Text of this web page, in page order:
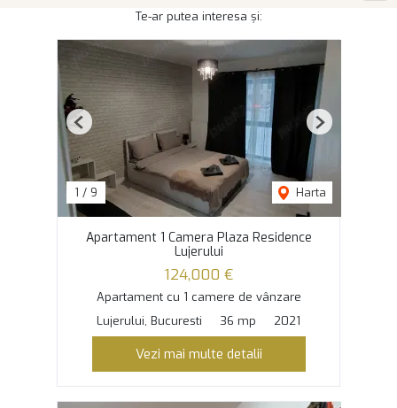
Te-ar putea interesa și:
1 / 9 Harta
Previous Next
Apartament 1 Camera Plaza Residence
Lujerului
124,000 €
Apartament cu 1 camere de vânzare
Lujerului, Bucuresti
36 mp 2021
Vezi mai multe detalii